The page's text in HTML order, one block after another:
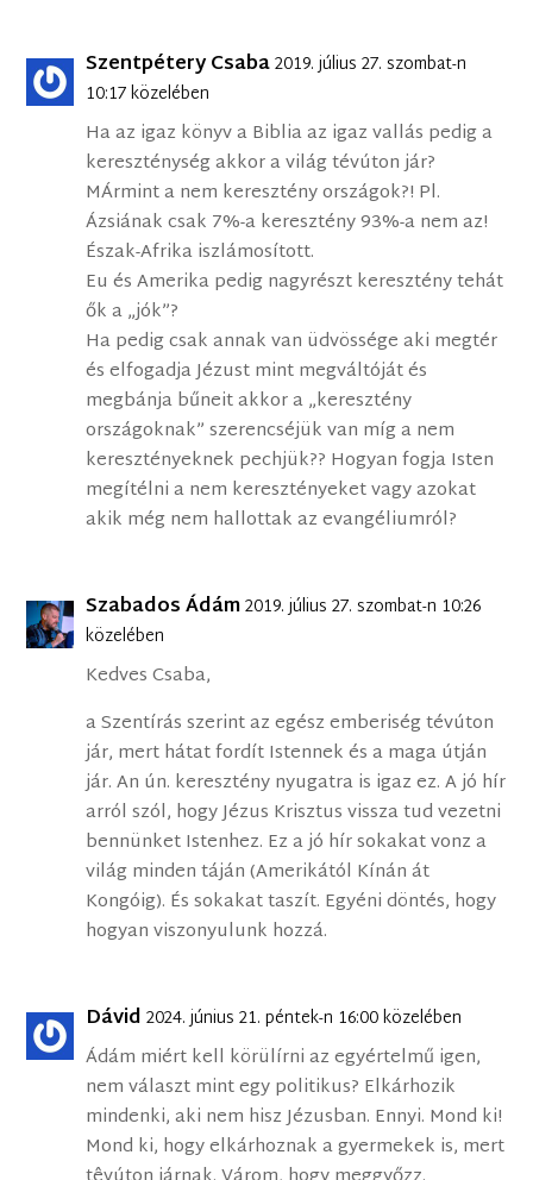
Szentpétery Csaba2019. július 27. szombat-n
10:17 közelében
Ha az igaz könyv a Biblia az igaz vallás pedig a
kereszténység akkor a világ tévúton jár?
MÁrmint a nem keresztény országok?! Pl.
Ázsiának csak 7%-a keresztény 93%-a nem az!
Észak-Afrika iszlámosított.
Eu és Amerika pedig nagyrészt keresztény tehát
ők a „jók”?
Ha pedig csak annak van üdvössége aki megtér
és elfogadja Jézust mint megváltóját és
megbánja bűneit akkor a „keresztény
országoknak” szerencséjük van míg a nem
keresztényeknek pechjük?? Hogyan fogja Isten
megítélni a nem keresztényeket vagy azokat
akik még nem hallottak az evangéliumról?
Szabados Ádám2019. július 27. szombat-n 10:26
közelében
Kedves Csaba,
a Szentírás szerint az egész emberiség tévúton
jár, mert hátat fordít Istennek és a maga útján
jár. An ún. keresztény nyugatra is igaz ez. A jó hír
arról szól, hogy Jézus Krisztus vissza tud vezetni
bennünket Istenhez. Ez a jó hír sokakat vonz a
világ minden táján (Amerikától Kínán át
Kongóig). És sokakat taszít. Egyéni döntés, hogy
hogyan viszonyulunk hozzá.
Dávid 2024. június 21. péntek-n 16:00 közelében
Ádám miért kell körülírni az egyértelmű igen,
nem választ mint egy politikus? Elkárhozik
mindenki, aki nem hisz Jézusban. Ennyi. Mond ki!
Mond ki, hogy elkárhoznak a gyermekek is, mert